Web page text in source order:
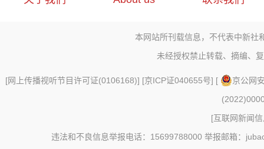
本网站所刊载信息，不代表中新社
未经授权禁止转载、摘编、
[网上传播视听节目许可证(0106168)] [京ICP证040655号] [
京公网
[互联网新闻
违法和不良信息举报电话：15699788000 举报邮箱：